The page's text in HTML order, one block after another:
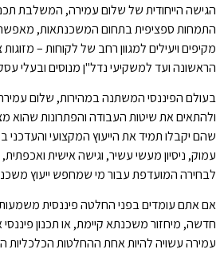
הגישה הייחודית של שלום עמירה, המשלבת
התמחות ספציפית בתחום המשכנתאות,
מקיפים ויעילים למגוון רחב של לקוחות –
הראשונה ועד למשקיעי נדל"ן מנוסים ובעלי
בעולם הפיננסי המשתנה במהירות, שלום
ולהתאים את שיטות העבודה והפתרונות שהוא
שהם יקבלו תמיד את הייעוץ המקצועי והעדכני
עמוק, ניסיון מעשי עשיר, וגישה אישית
לבחירה המועדפת עבור מי שמחפש ייעוץ
אם אתם עומדים בפני החלטה פיננסית
חדשה, מיחזור משכנתא קיימת, או תכנון פיננסי
עמירה עשויה להיות אחת ההחלטות הכלכליות